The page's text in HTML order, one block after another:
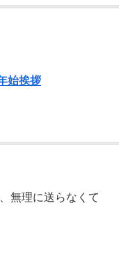
始挨拶
無理に送らなくて